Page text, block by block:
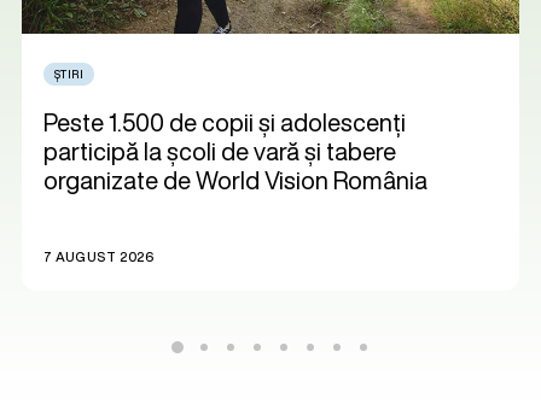
ȘTIRI
Peste 1.500 de copii și adolescenți
participă la școli de vară și tabere
organizate de World Vision România
7 AUGUST 2026